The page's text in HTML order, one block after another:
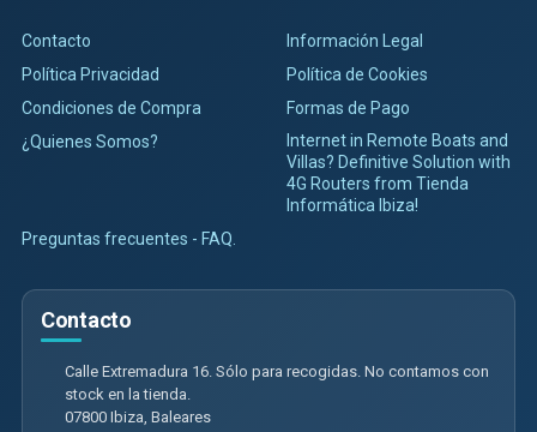
Contacto
Información Legal
Política Privacidad
Política de Cookies
Condiciones de Compra
Formas de Pago
¿Quienes Somos?
Internet in Remote Boats and
Villas? Definitive Solution with
4G Routers from Tienda
Informática Ibiza!
Preguntas frecuentes - FAQ.
Contacto
Calle Extremadura 16. Sólo para recogidas. No contamos con
stock en la tienda.
07800 Ibiza Baleares